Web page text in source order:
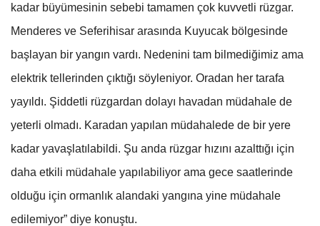
kadar büyümesinin sebebi tamamen çok kuvvetli rüzgar.
Menderes ve Seferihisar arasında Kuyucak bölgesinde
başlayan bir yangın vardı. Nedenini tam bilmediğimiz ama
elektrik tellerinden çıktığı söyleniyor. Oradan her tarafa
yayıldı. Şiddetli rüzgardan dolayı havadan müdahale de
yeterli olmadı. Karadan yapılan müdahalede de bir yere
kadar yavaşlatılabildi. Şu anda rüzgar hızını azalttığı için
daha etkili müdahale yapılabiliyor ama gece saatlerinde
olduğu için ormanlık alandaki yangına yine müdahale
edilemiyor” diye konuştu.